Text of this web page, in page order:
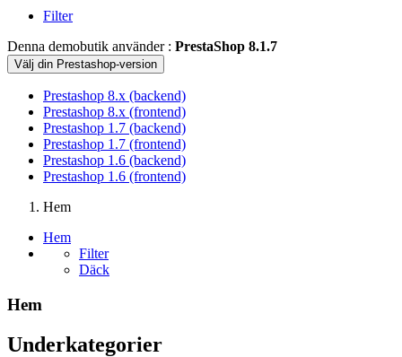
Filter
Denna demobutik använder : PrestaShop 8.1.7
Välj din Prestashop-version
Prestashop 8.x (backend)
Prestashop 8.x (frontend)
Prestashop 1.7 (backend)
Prestashop 1.7 (frontend)
Prestashop 1.6 (backend)
Prestashop 1.6 (frontend)
Hem
Hem
Filter
Däck
Hem
Underkategorier